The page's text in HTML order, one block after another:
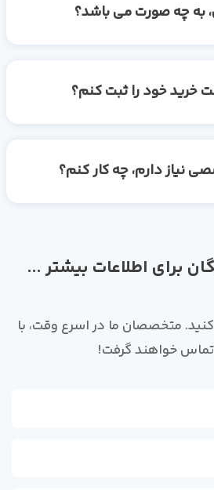
به چه صورت می باشد؟
خرید خود را ثبت کنم؟
نیاز دارم، چه کار کنم؟
برای اطلاعات بیشتر ...
کنید. متخصصان ما در اسرع وقت، با
خواهند گرفت!